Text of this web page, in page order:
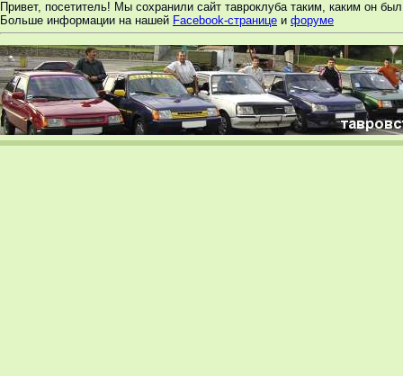
Привет, посетитель! Мы сохранили сайт тавроклуба таким, каким он
Больше информации на нашей Facebook-странице и форуме